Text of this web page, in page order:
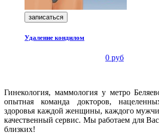
записаться
Удаление кондилом
0 руб
Гинекология, маммология у метро
опытная команда докторов,
здоровья каждой женщины, каждого
качественный сервис. Мы работаем для
близких!